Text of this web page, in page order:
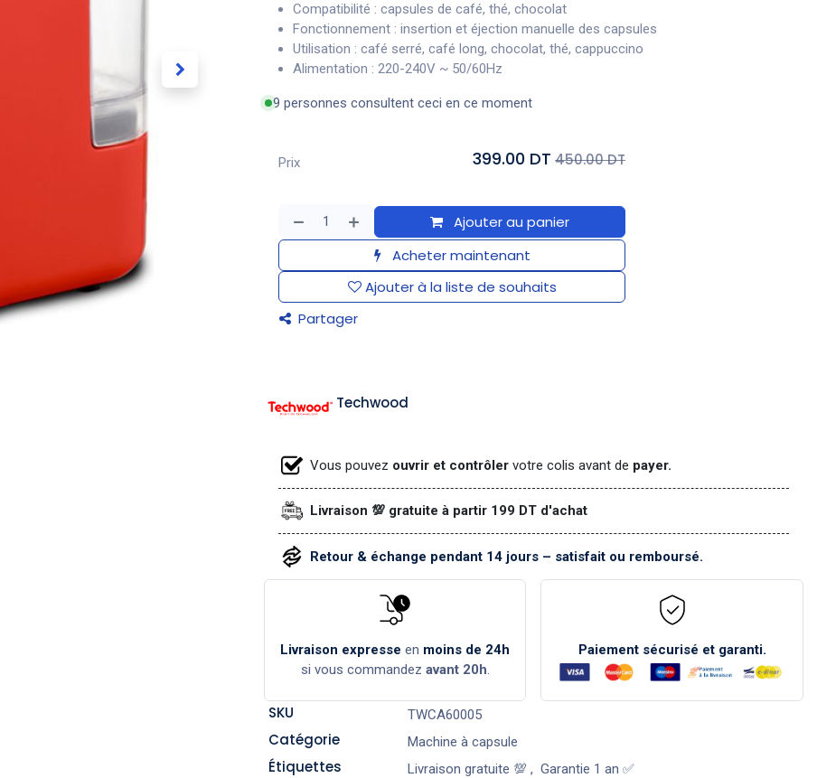
Compatibilité : capsules de café, thé, chocolat
Fonctionnement : insertion et éjection manuelle des capsules
Utilisation : café serré, café long, chocolat, thé, cappuccino
Alimentation : 220-240V ~ 50/60Hz
9 personnes consultent ceci en ce moment
Ajouter au panier
Acheter maintenant
Ajouter à la liste de souhaits
Partager
Prix 399.00 DT 450.00 DT
Techwood
Vous pouvez ouvrir et contrôler votre colis avant de payer.
Livraison 💯 gratuite à partir 199 DT d'achat
Retour & échange pendant 14 jours – satisfait ou remboursé.
Livraison expresse en moins de 24h
si vous commandez avant 20h.
Paiement sécurisé et garanti.
SKU TWCA60005
Catégorie Machine à capsule
Étiquettes Livraison gratuite 💯 , Garantie 1 an ✅